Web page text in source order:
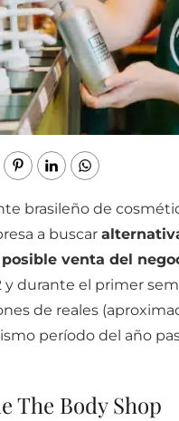
brasileño de
a buscar
posible venta del
y durante el primer
de reales
período del año
The Body Shop